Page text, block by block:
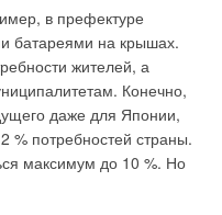
в префектуре
батареями на крышах.
жителей, а
Конечно,
даже для Японии,
% потребностей страны.
максимум до 10 %. Но
и
происходит под
воздуха,
сети выходит в
через имеющиеся
канализационных
стояк,